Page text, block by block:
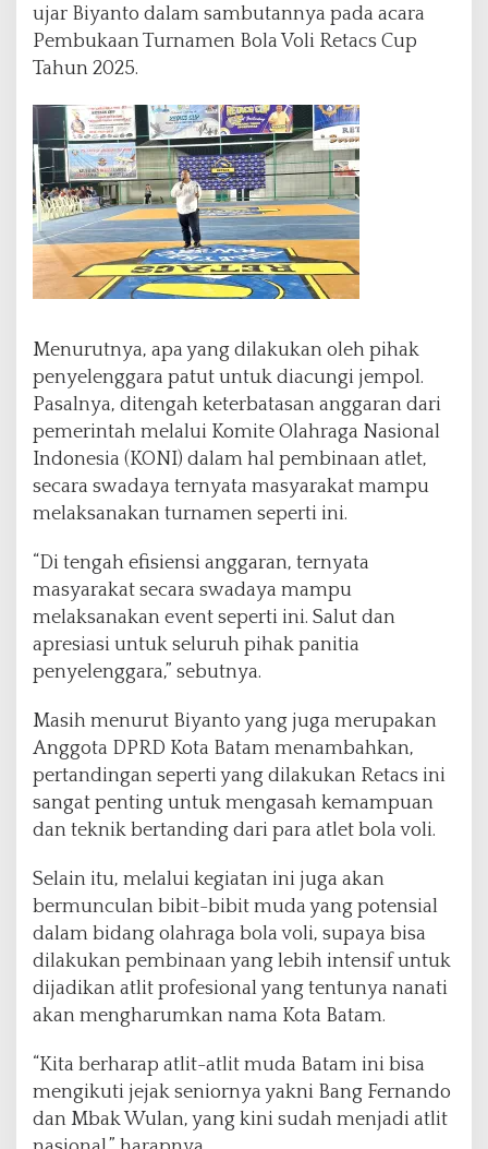
P
u
a
S
i
a
p
B
e
r
t
d
n
g
P
e
r
b
t
k
a
G
e
a
r
u
a
r
ujar Biyanto dalam sambutannya pada acara
Pembukaan Turnamen Bola Voli Retacs Cup
Tahun 2025.
Menurutnya, apa yang dilakukan oleh pihak
penyelenggara patut untuk diacungi jempol.
Pasalnya, ditengah keterbatasan anggaran dari
pemerintah melalui Komite Olahraga Nasional
Indonesia (KONI) dalam hal pembinaan atlet,
secara swadaya ternyata masyarakat mampu
melaksanakan turnamen seperti ini.
“Di tengah efisiensi anggaran, ternyata
masyarakat secara swadaya mampu
melaksanakan event seperti ini. Salut dan
apresiasi untuk seluruh pihak panitia
penyelenggara,” sebutnya.
Masih menurut Biyanto yang juga merupakan
Anggota DPRD Kota Batam menambahkan,
pertandingan seperti yang dilakukan Retacs ini
sangat penting untuk mengasah kemampuan
dan teknik bertanding dari para atlet bola voli.
Selain itu, melalui kegiatan ini juga akan
bermunculan bibit-bibit muda yang potensial
dalam bidang olahraga bola voli, supaya bisa
dilakukan pembinaan yang lebih intensif untuk
dijadikan atlit profesional yang tentunya nanati
akan mengharumkan nama Kota Batam.
“Kita berharap atlit-atlit muda Batam ini bisa
mengikuti jejak seniornya yakni Bang Fernando
dan Mbak Wulan, yang kini sudah menjadi atlit